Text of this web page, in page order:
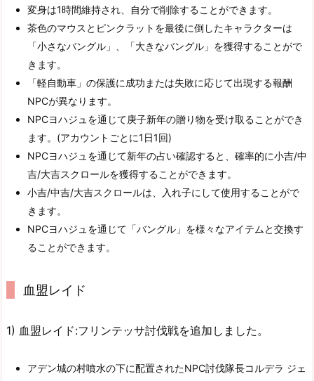
変身は1時間維持され、自分で削除することができます。
茶色のマウスとピンクラットを最後に倒したキャラクターは
「小さなバングル」、「大きなバングル」を獲得することがで
きます。
「軽自動車」の保護に成功または失敗に応じて出現する報酬
NPCが異なります。
NPCヨハジュを通じて庚子新年の贈り物を受け取ることができ
ます。(アカウントごとに1日1回)
NPCヨハジュを通じて新年の占い確認すると、確率的に小吉/中
吉/大吉スクロールを獲得することができます。
小吉/中吉/大吉スクロールは、入れ子にして使用することがで
きます。
NPCヨハジュを通じて「バングル」を様々なアイテムと交換す
ることができます。
血盟レイド
1) 血盟レイド:フリンテッサ討伐戦を追加しました。
アデン城の村噴水の下に配置されたNPC討伐隊長コルデラ ジェ